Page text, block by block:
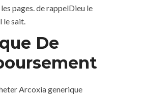
pages. de rappelDieu le
le sait.
De
Arcoxia generique